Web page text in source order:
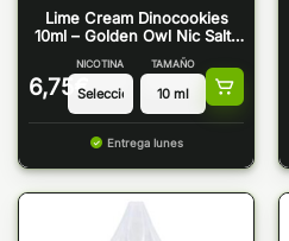
Lime Cream Dinocookies
10ml – Golden Owl Nic Salts
6,75 €
NICOTINA TAMAÑO
Entrega lunes